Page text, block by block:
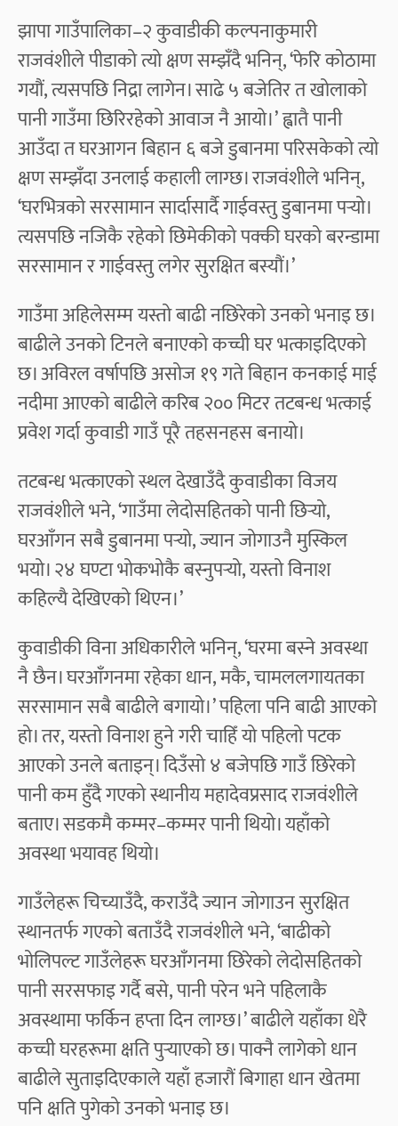
झापा गाउँपालिका–२ कुवाडीकी कल्पनाकुमारी
राजवंशीले पीडाको त्यो क्षण सम्झँदै भनिन्, ‘फेरि कोठामा
गयौं, त्यसपछि निद्रा लागेन। साढे ५ बजेतिर त खोलाको
पानी गाउँमा छिरिरहेको आवाज नै आयो।’ ह्वातै पानी
आउँदा त घरआगन बिहान ६ बजे डुबानमा परिसकेको त्यो
क्षण सम्झँदा उनलाई कहाली लाग्छ। राजवंशीले भनिन्,
‘घरभित्रको सरसामान सार्दासार्दै गाईवस्तु डुबानमा पर्‍यो।
त्यसपछि नजिकै रहेको छिमेकीको पक्की घरको बरन्डामा
सरसामान र गाईवस्तु लगेर सुरक्षित बस्यौं।’
गाउँमा अहिलेसम्म यस्तो बाढी नछिरेको उनको भनाइ छ।
बाढीले उनको टिनले बनाएको कच्ची घर भत्काइदिएको
छ। अविरल वर्षापछि असोज १९ गते बिहान कनकाई माई
नदीमा आएको बाढीले करिब २०० मिटर तटबन्ध भत्काई
प्रवेश गर्दा कुवाडी गाउँ पूरै तहसनहस बनायो।
तटबन्ध भत्काएको स्थल देखाउँदै कुवाडीका विजय
राजवंशीले भने, ‘गाउँमा लेदोसहितको पानी छिर्‍यो,
घरआँगन सबै डुबानमा पर्‍यो, ज्यान जोगाउनै मुस्किल
भयो। २४ घण्टा भोकभोकै बस्नुपर्‍यो, यस्तो विनाश
कहिल्यै देखिएको थिएन।’
कुवाडीकी विना अधिकारीले भनिन्, ‘घरमा बस्ने अवस्था
नै छैन। घरआँगनमा रहेका धान, मकै, चामललगायतका
सरसामान सबै बाढीले बगायो।’ पहिला पनि बाढी आएको
हो। तर, यस्तो विनाश हुने गरी चाहिँ यो पहिलो पटक
आएको उनले बताइन्। दिउँसो ४ बजेपछि गाउँ छिरेको
पानी कम हुँदै गएको स्थानीय महादेवप्रसाद राजवंशीले
बताए। सडकमै कम्मर–कम्मर पानी थियो। यहाँको
अवस्था भयावह थियो।
गाउँलेहरू चिच्याउँदै, कराउँदै ज्यान जोगाउन सुरक्षित
स्थानतर्फ गएको बताउँदै राजवंशीले भने, ‘बाढीको
भोलिपल्ट गाउँलेहरू घरआँगनमा छिरेको लेदोसहितको
पानी सरसफाइ गर्दै बसे, पानी परेन भने पहिलाकै
अवस्थामा फर्किन हप्ता दिन लाग्छ।’ बाढीले यहाँका धेरै
कच्ची घरहरूमा क्षति पुर्‍याएको छ। पाक्नै लागेको धान
बाढीले सुताइदिएकाले यहाँ हजारौं बिगाहा धान खेतमा
पनि क्षति पुगेको उनको भनाइ छ।